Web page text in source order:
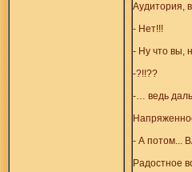
Аудитория,
- Нет!!!
- Ну что вы,
-?!!??
-… ведь
- А потом...
Радостное